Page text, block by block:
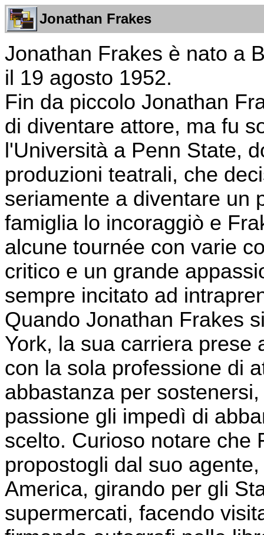
Jonathan Frakes
Jonathan Frakes è nato a
il 19 agosto 1952.
Fin da piccolo Jonathan
di diventare attore, ma fu
l'Università a Penn State,
produzioni teatrali, che
seriamente a diventare un
famiglia lo incoraggiò e
alcune tournée con varie
critico e un grande
sempre incitato ad
Quando Jonathan Frakes
York, la sua carriera prese
con la sola professione di
abbastanza per
passione gli impedì di
scelto. Curioso notare che
propostogli dal suo
America, girando per gli
supermercati, facendo